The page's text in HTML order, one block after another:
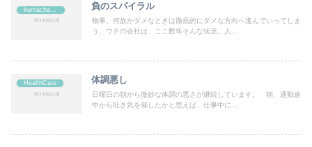
負のスパイラル
物事、何故かダメなときは徹底的にダメな方向へ進んでいってしま
う。ウチの会社は、ここ数年そんな状況。人...
HealthCare 体調悪し
日曜日の朝から微妙な体調の悪さが継続しています。 朝、通勤途
中から吐き気を催したかと思えば、仕事中に...